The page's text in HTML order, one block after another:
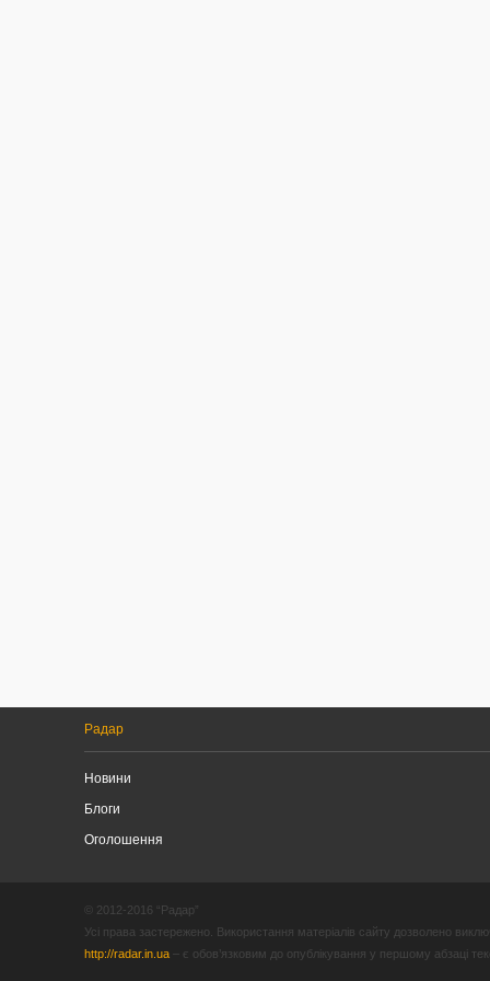
Радар
Новини
Блоги
Оголошення
© 2012-2016 “Радар”
Усі права застережено. Використання матеріалів сайту дозволено
http://radar.in.ua – є обов’язковим до опублікування у першому абзаці